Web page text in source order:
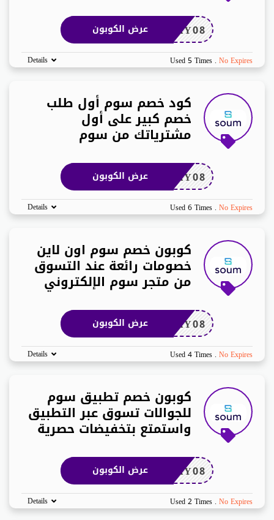
AY08 عرض الكوبون
Used 5 Times . No Expires
Details
كود خصم سوم أول طلب
خصم كبير على أول
مشترياتك من سوم
AY08 عرض الكوبون
Used 6 Times . No Expires
Details
كوبون خصم سوم اون لاين
خصومات رائعة عند التسوق
من متجر سوم الإلكتروني
AY08 عرض الكوبون
Used 4 Times . No Expires
Details
كوبون خصم تطبيق سوم
للجوالات تسوق عبر التطبيق
واستمتع بتخفيضات حصرية
AY08 عرض الكوبون
Used 2 Times . No Expires
Details